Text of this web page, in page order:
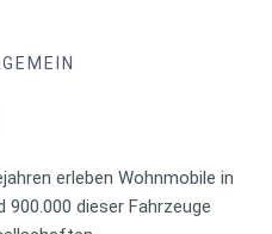
erleben Wohnmobile in
900.000 dieser Fahrzeuge